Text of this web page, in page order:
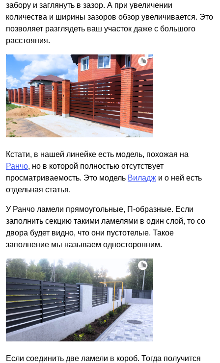
забору и заглянуть в зазор. А при увеличении
количества и ширины зазоров обзор увеличивается. Это
позволяет разглядеть ваш участок даже с большого
расстояния.
Кстати, в нашей линейке есть модель, похожая на
Ранчо, но в которой полностью отсутствует
просматриваемость. Это модель Виладж и о ней есть
отдельная статья.
У Ранчо ламели прямоугольные, П-образные. Если
заполнить секцию такими ламелями в один слой, то со
двора будет видно, что они пустотелые. Такое
заполнение мы называем односторонним.
Если соединить две ламели в короб. Тогда получится